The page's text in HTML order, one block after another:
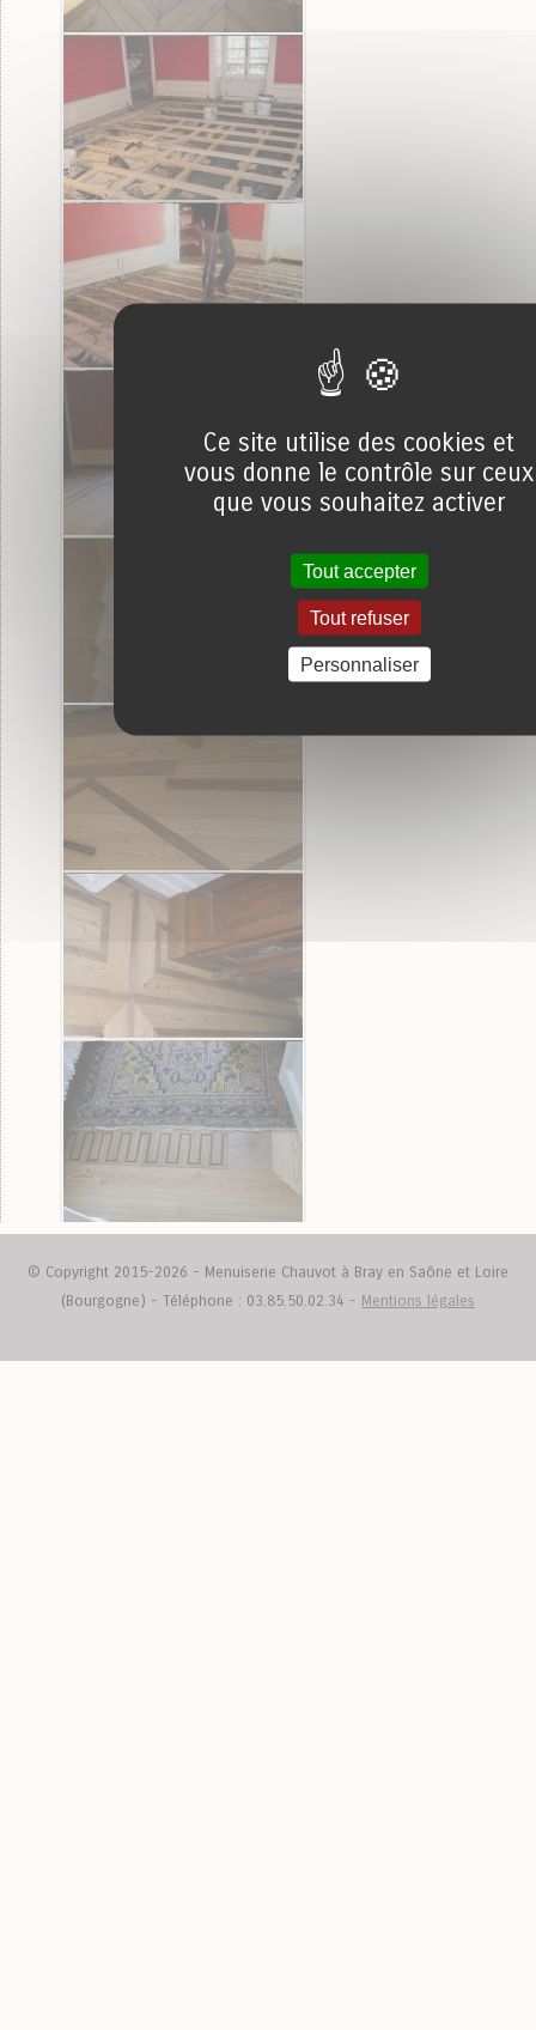
© Copyright 2015-2026 - Menuiserie Chauvot à Bray en Saône et Loire
(Bourgogne) - Téléphone : 03.85.50.02.34 - Mentions légales
Ce site utilise des cookies et
vous donne le contrôle sur ceux
que vous souhaitez activer
Tout accepter
Tout refuser
Personnaliser